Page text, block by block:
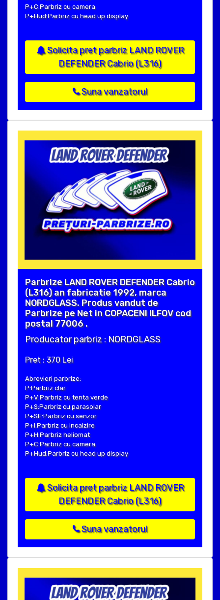
P+C:Parbriz cu camera
P+Hud:Parbriz cu head up display
Solicita pret parbriz LAND ROVER
DEFENDER Cabrio (L316)
Suna vanzatorul
Parbrize LAND ROVER DEFENDER Cabrio
(L316) an fabricatie 1992, marca
NORDGLASS. Produs vandut de
Parbrize pe Net in COPACENI ILFOV cod
postal 77006 .
Producator parbriz : NORDGLASS
Pret : 370 Lei
Abrevieri parbrize:
P:Parbriz clar
P+V:Parbriz cu tenta verde
P+S:Parbriz cu parasolar
P+SE:Parbriz cu senzor
P+I:Parbriz cu incalzire
P+H:Parbriz heliomat
P+C:Parbriz cu camera
P+Hud:Parbriz cu head up display
Solicita pret parbriz LAND ROVER
DEFENDER Cabrio (L316)
Suna vanzatorul